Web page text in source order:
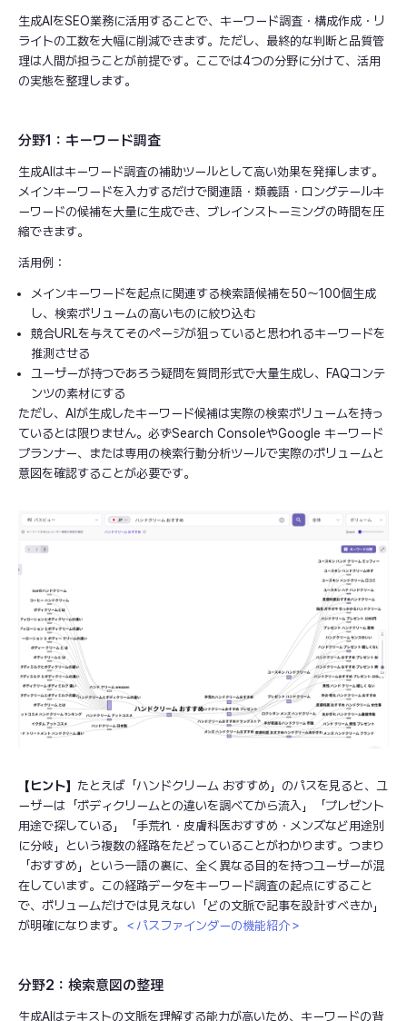
生成AIをSEO業務に活用することで、キーワード調査・構成作成・リ
ライトの工数を大幅に削減できます。ただし、最終的な判断と品質管
理は人間が担うことが前提です。ここでは4つの分野に分けて、活用
の実態を整理します。
分野1：キーワード調査
生成AIはキーワード調査の補助ツールとして高い効果を発揮します。
メインキーワードを入力するだけで関連語・類義語・ロングテールキ
ーワードの候補を大量に生成でき、ブレインストーミングの時間を圧
縮できます。
活用例：
メインキーワードを起点に関連する検索語候補を50〜100個生成
し、検索ボリュームの高いものに絞り込む
競合URLを与えてそのページが狙っていると思われるキーワードを
推測させる
ユーザーが持つであろう疑問を質問形式で大量生成し、FAQコンテ
ンツの素材にする
ただし、AIが生成したキーワード候補は実際の検索ボリュームを持っ
ているとは限りません。必ずSearch ConsoleやGoogle キーワード
プランナー、または専用の検索行動分析ツールで実際のボリュームと
意図を確認することが必要です。
【ヒント】 たとえば「ハンドクリーム おすすめ」のパスを見ると、ユ
ーザーは「ボディクリームとの違いを調べてから流入」「プレゼント
用途で探している」「手荒れ・皮膚科医おすすめ・メンズなど用途別
に分岐」という複数の経路をたどっていることがわかります。つまり
「おすすめ」という一語の裏に、全く異なる目的を持つユーザーが混
在しています。この経路データをキーワード調査の起点にすること
で、ボリュームだけでは見えない「どの文脈で記事を設計すべきか」
が明確になります。
＜パスファインダーの機能紹介＞
分野2：検索意図の整理
生成AIはテキストの文脈を理解する能力が高いため、キーワードの背